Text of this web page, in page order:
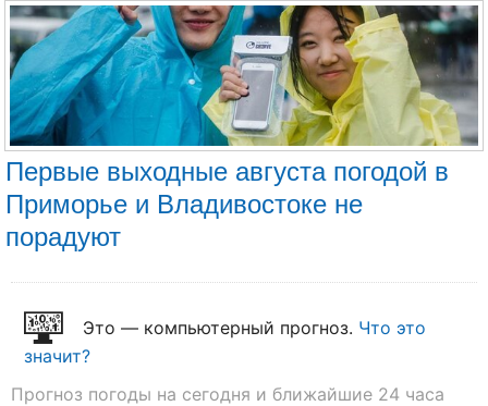
Первые выходные августа погодой в
Приморье и Владивостоке не
порадуют
Это — компьютерный прогноз. Что это
значит?
Прогноз погоды на сегодня и ближайшие 24 часа